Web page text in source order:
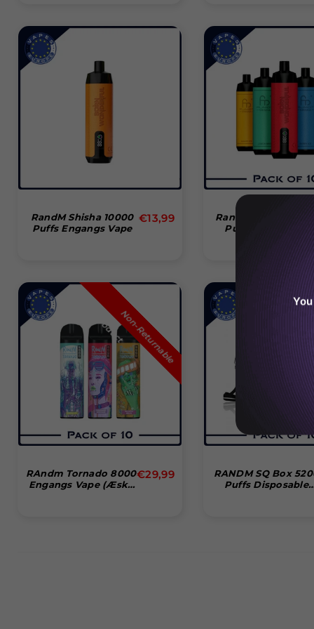
RandM Shisha 10000
Puffs Engangs Vape
Normal
€13,99
RandM Shisha 10000
Puffs Disposable
N
on
-
R
e
t
u
r
n
a
b
l
e
Pr
o
d
u
c
t
RAndm Tornado 8000
Engangs Vape (Æske
Normal
€29,99
RANDM SQ Box
Puffs Disposable